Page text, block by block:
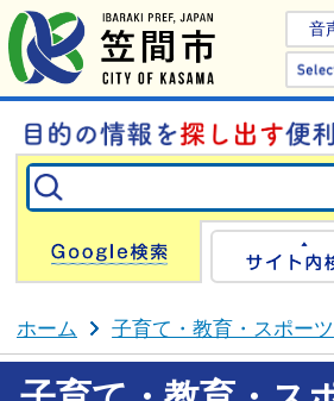
音
Google検
ホーム 子育て・教育・スポーツ